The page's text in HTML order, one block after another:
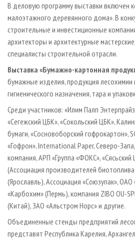
В деловую программу выставки включен
малоэтажного деревянного дома». В
строительные и инвестиционные
архитекторы и архитектурные
специалисты строительной отрасли.
Выставка «Бумажно-картонная
бумажные изделия, продукция лесохимии
гигиенического назначения, тара и
Среди участников: «Илим Палп
«Сегежский ЦБК», «Сокольский ЦБК»,
бумаги, «Сосновоборский гофрокартон»,
«Гофрон», International Paper, Северо-
компания, АРП «Группа «ФОКС», «Сясьский
(Ассоциация производителей
(Ярославль), Ассоциация «Союзупак», ОАО
«Карбохим» (Пермь), компания ZIBO OU-
(Китай), ЗАО «Альстром Норс» и другие.
Объединенные стенды предприятий
представят Республика Карелия,